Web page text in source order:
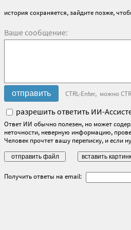
история сохраняется, зайдите позже,
Ваше сообщение:
CTRL-Enter, можно
разрешить ответить ИИ-
Ответ ИИ обычно полезен, но может
неточности, неверную информацию,
Человек прочтет вашу переписку, и если
Получить ответы на email: